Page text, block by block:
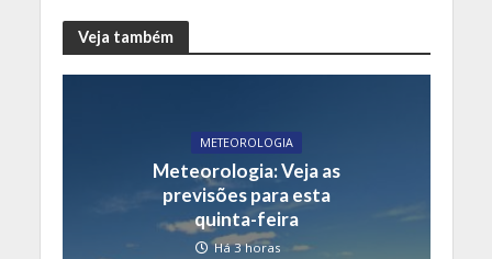
Veja também
METEOROLOGIA
Meteorologia: Veja as
previsões para esta
quinta-feira
Há 3 horas